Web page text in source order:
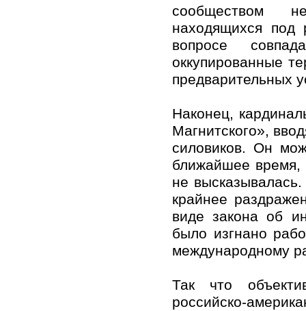
сообществом
находящихся под
вопросе
оккупированные
предварительных
Наконец,
Магнитского»,
силовиков. Он
ближайшее время,
не
крайнее
виде закона об
было изгнано
международному
Так что
российско-